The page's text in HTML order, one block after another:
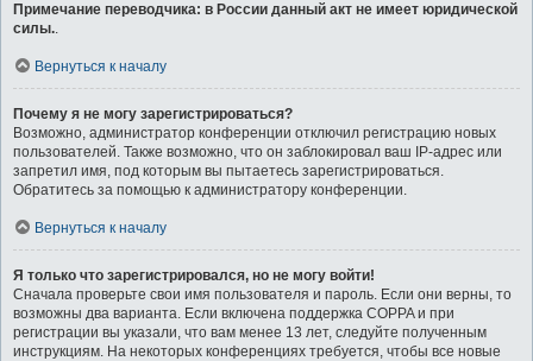
Примечание переводчика: в России данный акт не имеет юридической
силы..
Вернуться к началу
Почему я не могу зарегистрироваться?
Возможно, администратор конференции отключил регистрацию новых
пользователей. Также возможно, что он заблокировал ваш IP-адрес или
запретил имя, под которым вы пытаетесь зарегистрироваться.
Обратитесь за помощью к администратору конференции.
Вернуться к началу
Я только что зарегистрировался, но не могу войти!
Сначала проверьте свои имя пользователя и пароль. Если они верны, то
возможны два варианта. Если включена поддержка COPPA и при
регистрации вы указали, что вам менее 13 лет, следуйте полученным
инструкциям. На некоторых конференциях требуется, чтобы все новые